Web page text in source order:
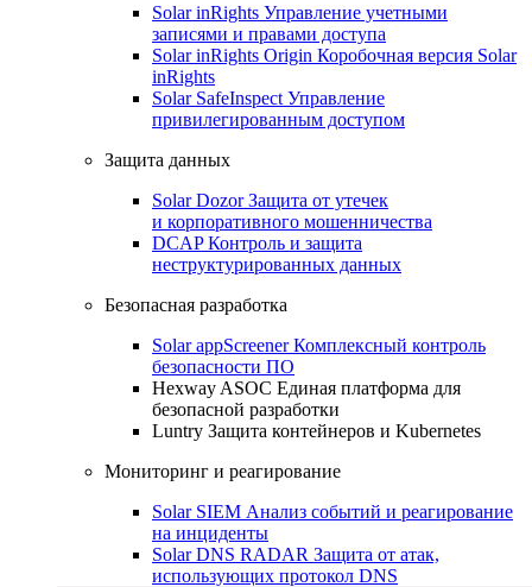
Solar inRights Управление учетными
записями и правами доступа
Solar inRights Origin Коробочная версия Solar
inRights
Solar SafeInspect Управление
привилегированным доступом
Защита данных
Solar DozorЗащита от утечек
и корпоративного мошенничества
DCAPКонтроль и защита
неструктурированных данных
Безопасная разработка
Solar appScreenerКомплексный контроль
безопасности ПО
Hexway ASOC Единая платформа для
безопасной разработки
Luntry Защита контейнеров и Kubernetes
Мониторинг и реагирование
Solar SIEM Анализ событий и реагирование
на инциденты
Solar DNS RADAR Защита от атак,
использующих протокол DNS